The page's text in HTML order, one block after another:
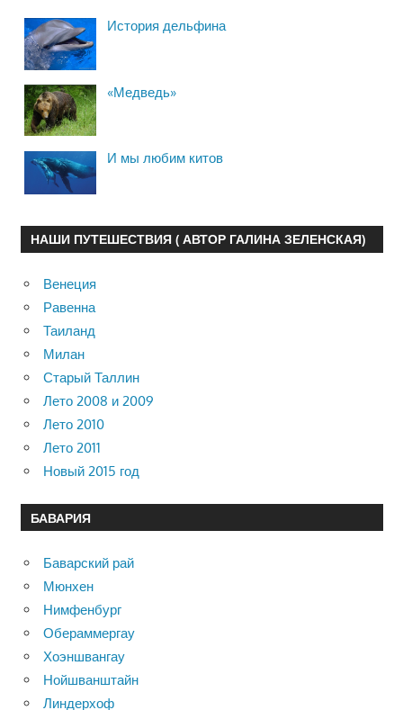
История дельфина
«Медведь»
И мы любим китов
НАШИ ПУТЕШЕСТВИЯ ( АВТОР ГАЛИНА ЗЕЛЕНСКАЯ)
Венеция
Равенна
Таиланд
Милан
Старый Таллин
Лето 2008 и 2009
Лето 2010
Лето 2011
Новый 2015 год
БАВАРИЯ
Баварский рай
Мюнхен
Нимфенбург
Обераммергау
Хоэншвангау
Нойшванштайн
Линдерхоф